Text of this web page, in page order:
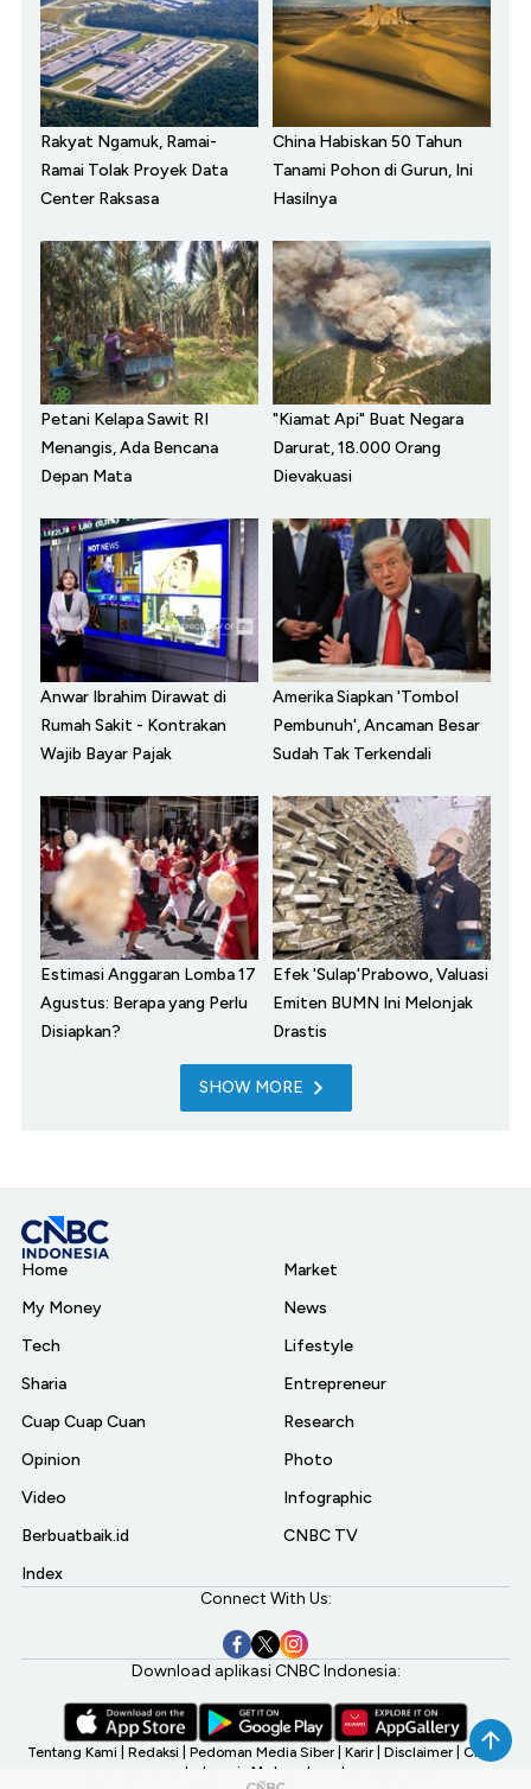
Rakyat Ngamuk, Ramai-
Ramai Tolak Proyek Data
Center Raksasa
China Habiskan 50 Tahun
Tanami Pohon di Gurun, Ini
Hasilnya
Petani Kelapa Sawit RI
Menangis, Ada Bencana
Depan Mata
"Kiamat Api" Buat Negara
Darurat, 18.000 Orang
Dievakuasi
Anwar Ibrahim Dirawat di
Rumah Sakit - Kontrakan
Wajib Bayar Pajak
Amerika Siapkan 'Tombol
Pembunuh', Ancaman Besar
Sudah Tak Terkendali
Estimasi Anggaran Lomba 17
Agustus: Berapa yang Perlu
Disiapkan?
Efek 'Sulap'Prabowo, Valuasi
Emiten BUMN Ini Melonjak
Drastis
SHOW MORE
Home
My Money
Tech
Sharia
Cuap Cuap Cuan
Opinion
Video
Berbuatbaik.id
Index
Market
News
Lifestyle
Entrepreneur
Research
Photo
Infographic
CNBC TV
Connect With Us:
Download aplikasi CNBC Indonesia:
Tentang Kami Redaksi Pedoman Media Siber Karir Disclaimer CNBC
Indonesia My Investment